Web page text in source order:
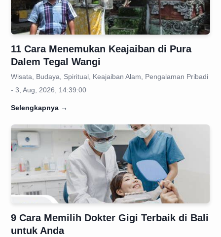
11 Cara Menemukan Keajaiban di Pura
Dalem Tegal Wangi
Wisata, Budaya, Spiritual, Keajaiban Alam, Pengalaman Pribadi
- 3, Aug, 2026, 14:39:00
Selengkapnya →
9 Cara Memilih Dokter Gigi Terbaik di Bali
untuk Anda